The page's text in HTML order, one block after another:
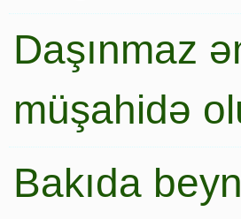
Daşınmaz
müşahidə
Bakıda